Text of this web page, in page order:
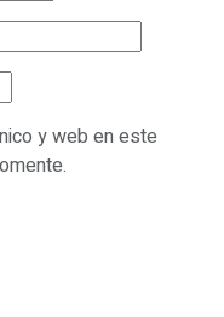
y web en este